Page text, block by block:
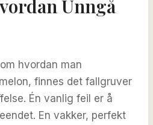
Unngå
hvordan man
finnes det fallgruver
Én vanlig feil er å
En vakker, perfekt